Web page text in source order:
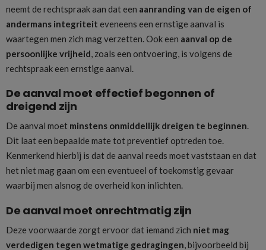
neemt de rechtspraak aan dat een aanranding van de eigen of
andermans integriteit eveneens een ernstige aanval is
waartegen men zich mag verzetten. Ook een aanval op de
persoonlijke vrijheid, zoals een ontvoering, is volgens de
rechtspraak een ernstige aanval.
De aanval moet effectief begonnen of
dreigend zijn
De aanval moet minstens onmiddellijk dreigen te beginnen.
Dit laat een bepaalde mate tot preventief optreden toe.
Kenmerkend hierbij is dat de aanval reeds moet vaststaan en dat
het niet mag gaan om een eventueel of toekomstig gevaar
waarbij men alsnog de overheid kon inlichten.
De aanval moet onrechtmatig zijn
Deze voorwaarde zorgt ervoor dat iemand zich niet mag
verdedigen tegen wetmatige gedragingen, bijvoorbeeld bij